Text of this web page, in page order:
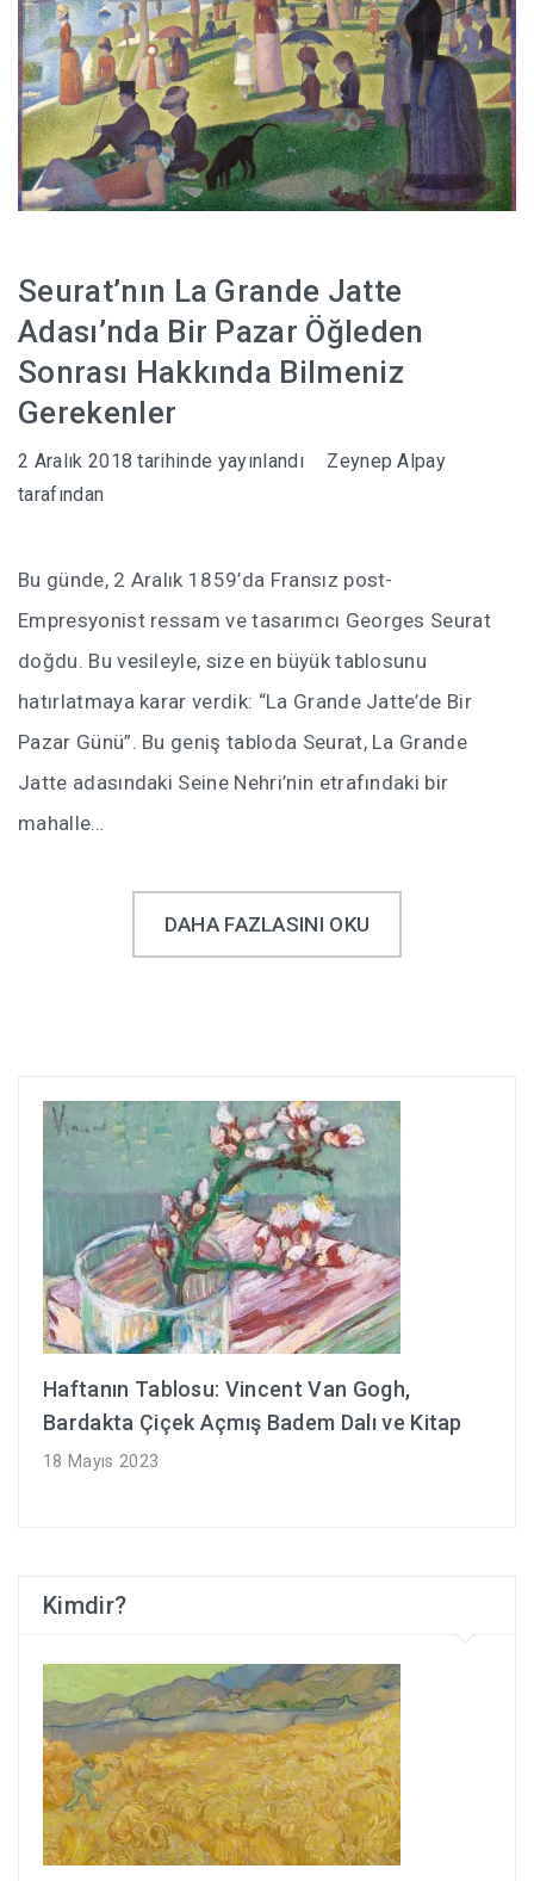
Seurat’nın La Grande Jatte
Adası’nda Bir Pazar Öğleden
Sonrası Hakkında Bilmeniz
Gerekenler
2 Aralık 2018 tarihinde yayınlandı
Zeynep Alpay
tarafından
Bu günde, 2 Aralık 1859’da Fransız post-
Empresyonist ressam ve tasarımcı Georges Seurat
doğdu. Bu vesileyle, size en büyük tablosunu
hatırlatmaya karar verdik: “La Grande Jatte’de Bir
Pazar Günü”. Bu geniş tabloda Seurat, La Grande
Jatte adasındaki Seine Nehri’nin etrafındaki bir
mahalle…
DAHA FAZLASINI OKU
Haftanın Tablosu: Vincent Van Gogh,
Bardakta Çiçek Açmış Badem Dalı ve Kitap
18 Mayıs 2023
Kimdir?